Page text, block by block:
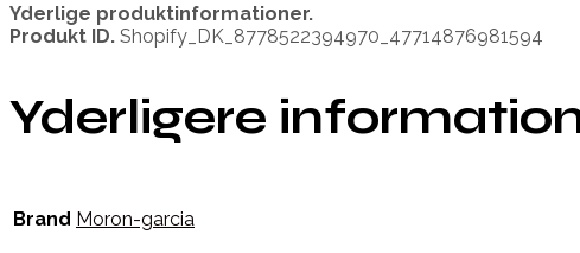
Yderlige produktinformationer.
Produkt ID. Shopify_DK_8778522394970_47714876981594
Yderligere
Brand Moron-garcia